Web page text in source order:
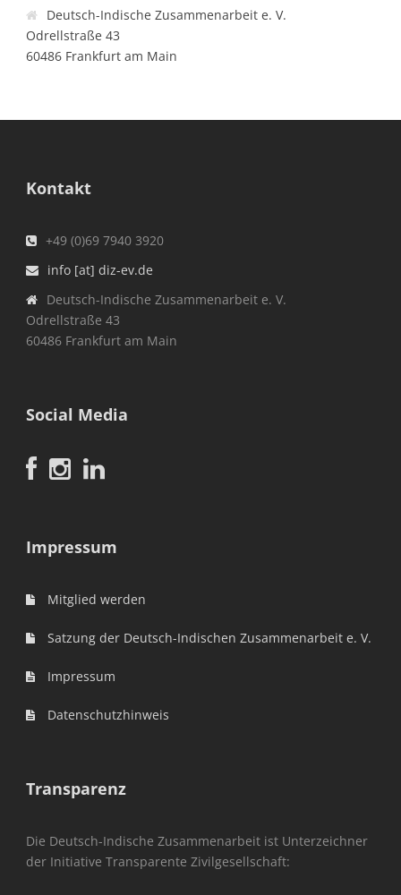
Deutsch-Indische Zusammenarbeit e. V.
Odrellstraße 43
60486 Frankfurt am Main
Kontakt
+49 (0)69 7940 3920
info [at] diz-ev.de
Deutsch-Indische Zusammenarbeit e. V.
Odrellstraße 43
60486 Frankfurt am Main
Social Media
Impressum
Mitglied werden
Satzung der Deutsch-Indischen Zusammenarbeit e. V.
Impressum
Datenschutzhinweis
Transparenz
Die Deutsch-Indische Zusammenarbeit ist Unterzeichner
der Initiative Transparente Zivilgesellschaft: